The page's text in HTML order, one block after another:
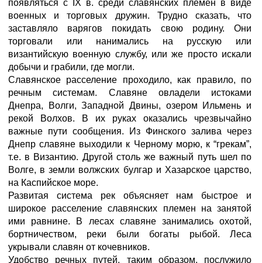
появляться с IX в. среди славянских племен в виде
военных и торговых дружин. Трудно сказать, что
заставляло варягов покидать свою родину. Они
торговали или нанимались на русскую или
византийскую военную службу, или же просто искали
добычи и грабили, где могли.
Славянское расселение проходило, как правило, по
речным системам. Славяне овладели истоками
Днепра, Волги, Западной Двины, озером Ильмень и
рекой Волхов. В их руках оказались чрезвычайно
важные пути сообщения. Из Финского залива через
Днепр славяне выходили к Черному морю, к “грекам”,
т.е. в Византию. Другой столь же важный путь шел по
Волге, в земли волжских булгар и Хазарское царство,
на Каспийское море.
Развитая система рек объясняет нам быстрое и
широкое расселение славянских племен на занятой
ими равнине. В лесах славяне занимались охотой,
бортничеством, реки были богаты рыбой. Леса
укрывали славян от кочевников.
Удобство речных путей, таким образом, послужило